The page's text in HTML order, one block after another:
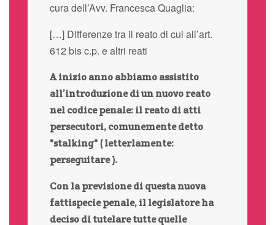
cura dell’Avv. Francesca Quaglia:
[…] Differenze tra il reato di cui all’art.
612 bis c.p. e altri reati
A inizio anno abbiamo assistito
all’introduzione di un nuovo reato
nel codice penale: il reato di atti
persecutori, comunemente detto
"stalking" ( letterlamente:
perseguitare ).
Con la previsione di questa nuova
fattispecie penale, il legislatore ha
deciso di tutelare tutte quelle